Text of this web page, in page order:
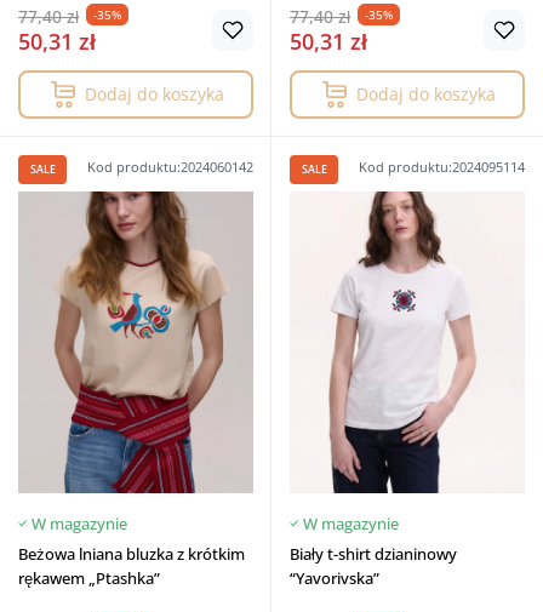
77,40 zł -35%
50,31 zł
Dodaj do koszyka
77,40 zł -35%
50,31 zł
Dodaj do koszyka
Kod produktu:2024060142
SALE
W magazynie
Beżowa lniana bluzka z krótkim
rękawem „Ptashka”
Kod produktu:2024095114
SALE
W magazynie
Biały t-shirt dzianinowy
“Yavorivska”